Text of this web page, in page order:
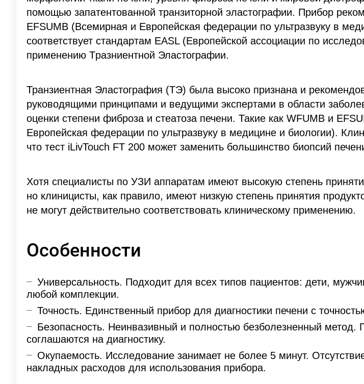
помощью запатентованной транзиторной эластографии. Прибор
EFSUMB (Всемирная и Европейская федерации по ультразвуку в
соответствует стандартам EASL (Европейской ассоциации по
применению Tразниентной Эластографии.
Транзиентная Эластография (ТЭ) была высоко признана и
руководящими принципами и ведущими экспертами в области
оценки степени фиброза и стеатоза печени. Такие как WFUMB и
Европейская федерации по ультразвуку в медицине и биологии).
что тест iLivTouch FT 200 может заменить большинство биопсий
Хотя специалисты по УЗИ аппаратам имеют высокую степень
но клиницисты, как правило, имеют низкую степень принятия
не могут действительно соответствовать клиническому применению.
Особенности
Универсальность. Подходит для всех типов пациентов: дети,
любой комплекции.
Точность. Единственный прибор для диагностики печени с
Безопасность. Неинвазивный и полностью безболезненный метод.
соглашаются на диагностику.
Окупаемость. Исследование занимает не более 5 минут.
накладных расходов для использования прибора.